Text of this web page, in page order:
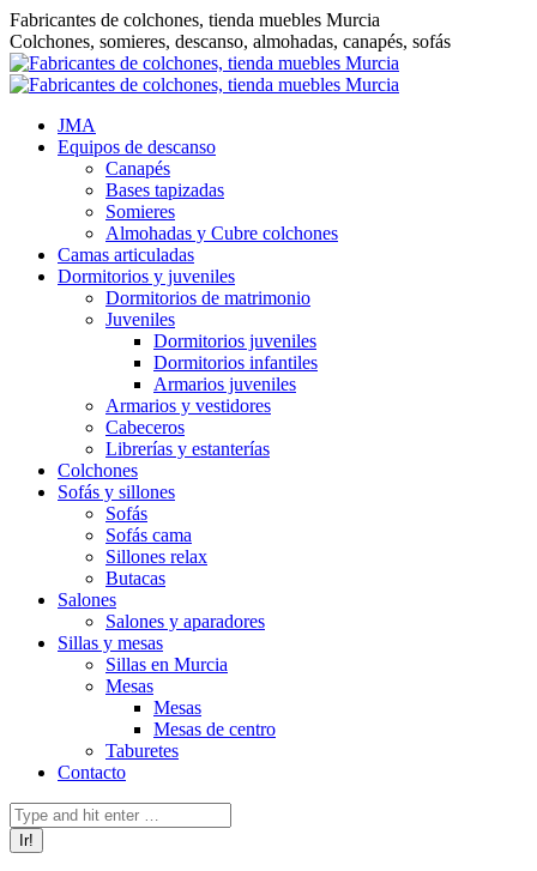
Saltar
al
contenido
Fabricantes de colchones, tienda muebles Murcia
Colchones, somieres, descanso, almohadas, canapés, sofás
JMA
Equipos de descanso
Canapés
Bases tapizadas
Somieres
Almohadas y Cubre colchones
Camas articuladas
Dormitorios y juveniles
Dormitorios de matrimonio
Juveniles
Dormitorios juveniles
Dormitorios infantiles
Armarios juveniles
Armarios y vestidores
Cabeceros
Librerías y estanterías
Colchones
Sofás y sillones
Sofás
Sofás cama
Sillones relax
Butacas
Salones
Salones y aparadores
Sillas y mesas
Sillas en Murcia
Mesas
Mesas
Mesas de centro
Taburetes
Contacto
Buscar: